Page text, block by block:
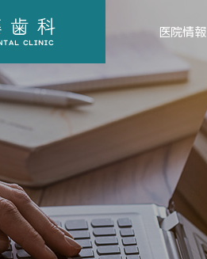
医院情報
CLINIC
院内紹介